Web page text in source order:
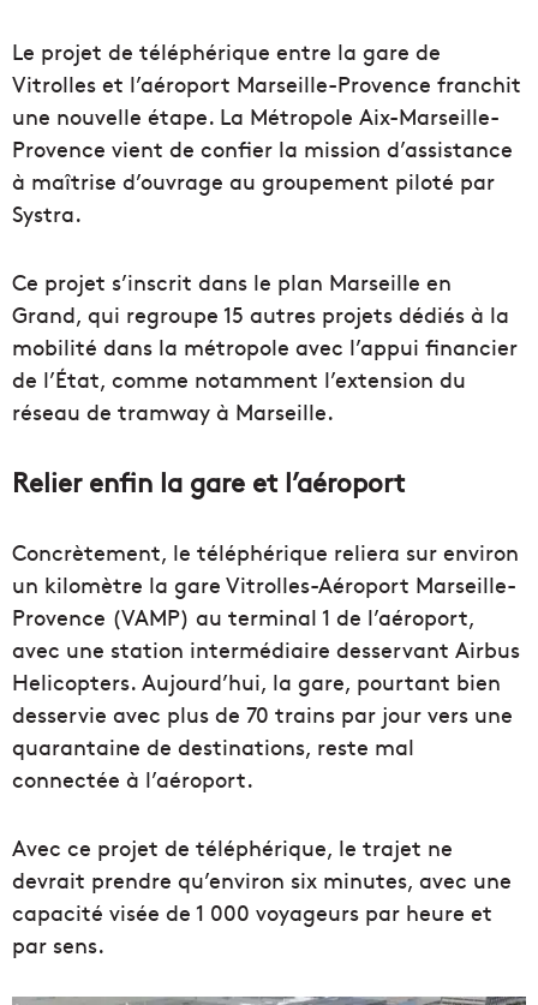
Le projet de téléphérique entre la gare de
Vitrolles et l’aéroport Marseille-Provence franchit
une nouvelle étape. La Métropole Aix-Marseille-
Provence vient de confier la mission d’assistance
à maîtrise d’ouvrage au groupement piloté par
Systra.
Ce projet s’inscrit dans le plan Marseille en
Grand, qui regroupe 15 autres projets dédiés à la
mobilité dans la métropole avec l’appui financier
de l’État, comme notamment l’extension du
réseau de tramway à Marseille.
Relier enfin la gare et l’aéroport
Concrètement, le téléphérique reliera sur environ
un kilomètre la gare Vitrolles-Aéroport Marseille-
Provence (VAMP) au terminal 1 de l’aéroport,
avec une station intermédiaire desservant Airbus
Helicopters. Aujourd’hui, la gare, pourtant bien
desservie avec plus de 70 trains par jour vers une
quarantaine de destinations, reste mal
connectée à l’aéroport.
Avec ce projet de téléphérique, le trajet ne
devrait prendre qu’environ six minutes, avec une
capacité visée de 1 000 voyageurs par heure et
par sens.